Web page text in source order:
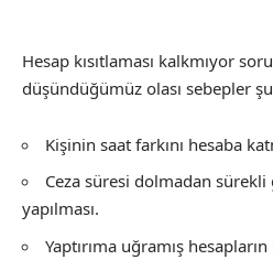
Hesap kısıtlaması kalkmıyor
düşündüğümüz olası sebepler
Kişinin saat farkını hesaba
Ceza süresi dolmadan
yapılması.
Yaptırıma uğramış